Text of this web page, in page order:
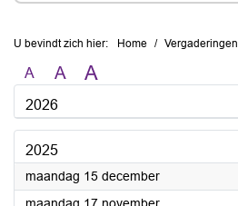
U bevindt zich hier: Home Vergaderingen
A A A
2026
2025
maandag 15 december2025
2025